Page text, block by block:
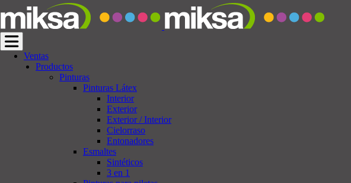
Cambiar navegación
Ventas
Productos
Pinturas
Pinturas Látex
Interior
Exterior
Exterior / Interior
Cielorraso
Entonadores
Esmaltes
Sintéticos
3 en 1